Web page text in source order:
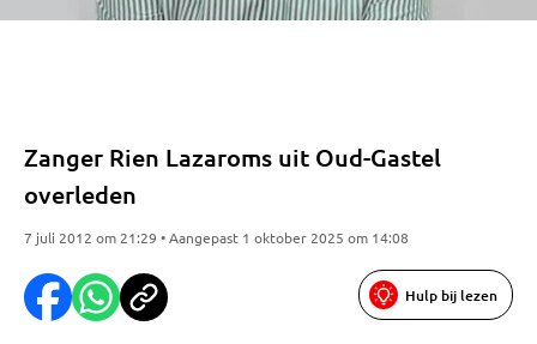
Zanger Rien Lazaroms uit Oud-Gastel
overleden
7 juli 2012 om 21:29 • Aangepast 1 oktober 2025 om 14:08
Hulp bij lezen